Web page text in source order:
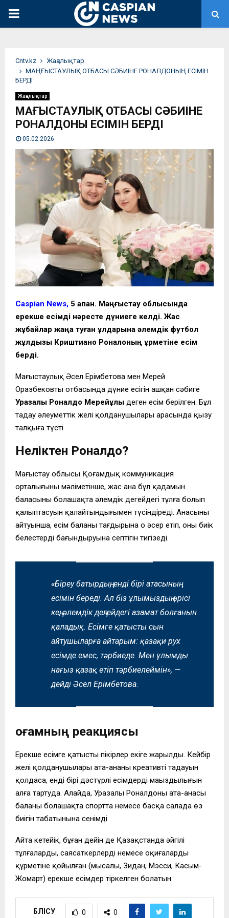
PRIMARY
Сntv.kz
Жаңалықтар
МАҢҒЫСТАУЛЫҚ ОТБАСЫ СӘБИІНЕ РОНАЛДОНЫҢ ЕСІМІН
БЕРДІ
Жаңалықтар
МАҢҒЫСТАУЛЫҚ ОТБАСЫ СӘБИІНЕ
РОНАЛДОНЫҢ ЕСІМІН БЕРДІ
05.02.2026
Caspian News, 5 ақпан. Маңғыстау облысында
ерекше есімді нәресте дүниеге келді. Жас
жұбайлар жаңа туған ұлдарына әлемдік футбол
жұлдызы Криштиано Роналоның құрметіне есім
берді.
Маңғыстаулық Әсел Ерімбетова мен Мерей
Оразбековтың отбасында дүние есігін ашқан сәбиге
Уразалы Роналдо Мерейұлы деген есім берілген. Бұл
таңдау әлеуметтік желі қолданушылары арасында қызу
талқыға түсті.
Неліктен Роналдо?
Маңғыстау облысы Қоғамдық коммуникация
орталығының мәліметінше, жас ана бұл қадамын
баласының болашақта әлемдік деңгейдегі тұлға болып
қалыптасуын қалайтындығымен түсіндіреді. Анасының
айтуынша, есім баланың тағдырына оң әсер етіп, оның биік
белестерді бағындыруына септігін тигізеді.
«Біреу батырдың, енді бірі атасының
есімін береді. Ал біз ұлымыздың өрісі
кең, әлемдік деңгейдегі азамат болғанын
қаладық. Есімге қатысты сын
айтушыларға айтарым: қазақи рух
есімде емес, тәрбиеде. Мен ұлымды
нағыз қазақ етіп тәрбиелеймін», —
дейді Әсел Ерімбетова.
Қоғамның реакциясы
Ерекше есімге қатысты пікірлер екіге жарылды. Кейбір
желі қолданушылары ата-ананың креативті таңдауын
қолдаса, енді бірі дәстүрлі есімдердің маңыздылығын
алға тартуда. Алайда, Уразалы Роналдоның ата-анасы
баланың болашақта спортта немесе басқа салада өз
биігін табатынына сенімді.
Айта кетейік, бұған дейін де Қазақстанда әйгілі
тұлғалардың, саясаткерлердің немесе оқиғалардың
құрметіне қойылған (мысалы, Зидан, Мэсси, Касым-
Жомарт) ерекше есімдер тіркелген болатын.
БӨЛІСУ 0 0